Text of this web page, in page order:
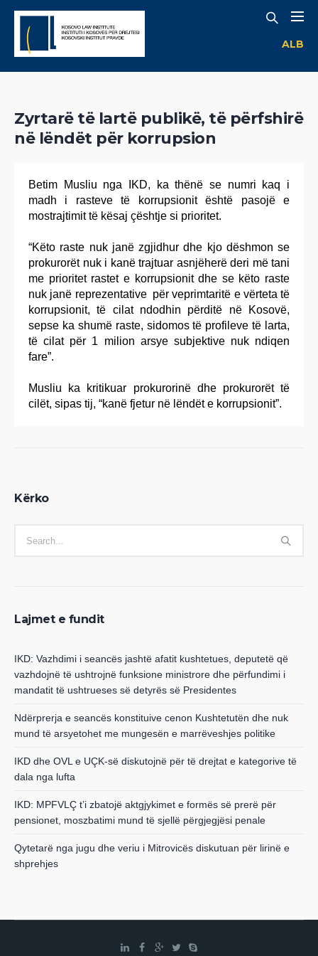
ALB
Zyrtarë të lartë publikë, të përfshirë
në lëndët për korrupsion
Betim Musliu nga IKD, ka thënë se numri kaq i
madh i rasteve të korrupsionit është pasojë e
mostrajtimit të kësaj çështje si prioritet.
“Këto raste nuk janë zgjidhur dhe kjo dëshmon se
prokurorët nuk i kanë trajtuar asnjëherë deri më tani
me prioritet rastet e korrupsionit dhe se këto raste
nuk janë reprezentative për veprimtaritë e vërteta të
korrupsionit, të cilat ndodhin përditë në Kosovë,
sepse ka shumë raste, sidomos të profileve të larta,
të cilat për 1 milion arsye subjektive nuk ndiqen
fare”.
Musliu ka kritikuar prokurorinë dhe prokurorët të
cilët, sipas tij, “kanë fjetur në lëndët e korrupsionit”.
Kërko
Lajmet e fundit
IKD: Vazhdimi i seancës jashtë afatit kushtetues, deputetë që
vazhdojnë të ushtrojnë funksione ministrore dhe përfundimi i
mandatit të ushtrueses së detyrës së Presidentes
Ndërprerja e seancës konstituive cenon Kushtetutën dhe nuk
mund të arsyetohet me mungesën e marrëveshjes politike
IKD dhe OVL e UÇK-së diskutojnë për të drejtat e kategorive të
dala nga lufta
IKD: MPFVLÇ t’i zbatojë aktgjykimet e formës së prerë për
pensionet, moszbatimi mund të sjellë përgjegjësi penale
Qytetarë nga jugu dhe veriu i Mitrovicës diskutuan për lirinë e
shprehjes